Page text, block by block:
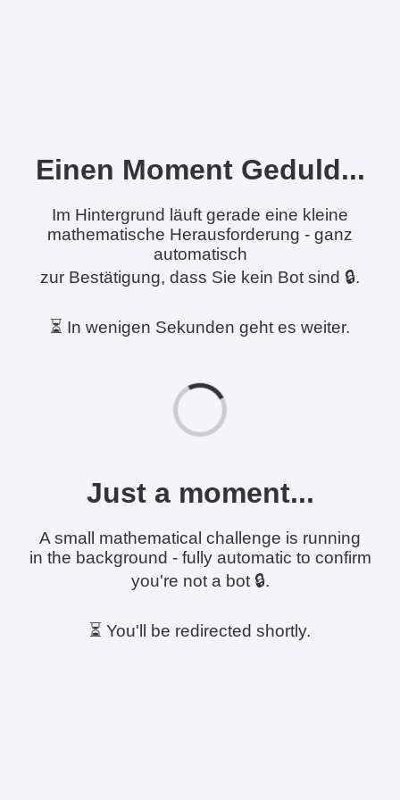
Einen Moment Geduld...
Im Hintergrund läuft gerade eine kleine
mathematische Herausforderung - ganz
automatisch
zur Bestätigung, dass Sie kein Bot sind 🔒.
⏳ In wenigen Sekunden geht es weiter.
Just a moment...
A small mathematical challenge is running
in the background - fully automatic to confirm
you're not a bot 🔒.
⏳ You'll be redirected shortly.